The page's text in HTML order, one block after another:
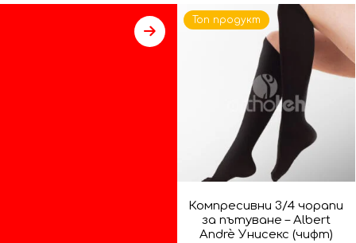
Компресивни 3/4 чорапи
за пътуване – Albert
Andrè Унисекс (чифт)
Топ продукт